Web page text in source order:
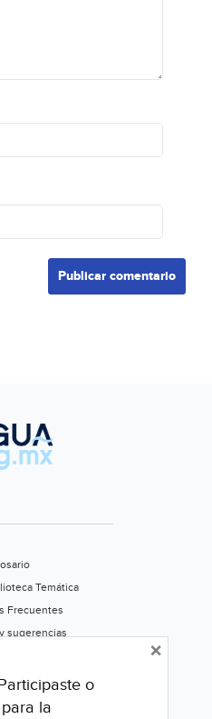
Temática
Frecuentes
sugerencias
este portal
o
la
×